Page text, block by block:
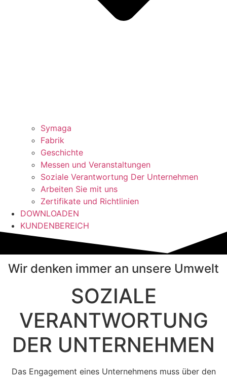
Symaga
Fabrik
Geschichte
Messen und Veranstaltungen
Soziale Verantwortung Der Unternehmen
Arbeiten Sie mit uns
Zertifikate und Richtlinien
DOWNLOADEN
KUNDENBEREICH
Wir denken immer an unsere Umwelt
SOZIALE
VERANTWORTUNG
DER UNTERNEHMEN
Das Engagement eines Unternehmens muss über den